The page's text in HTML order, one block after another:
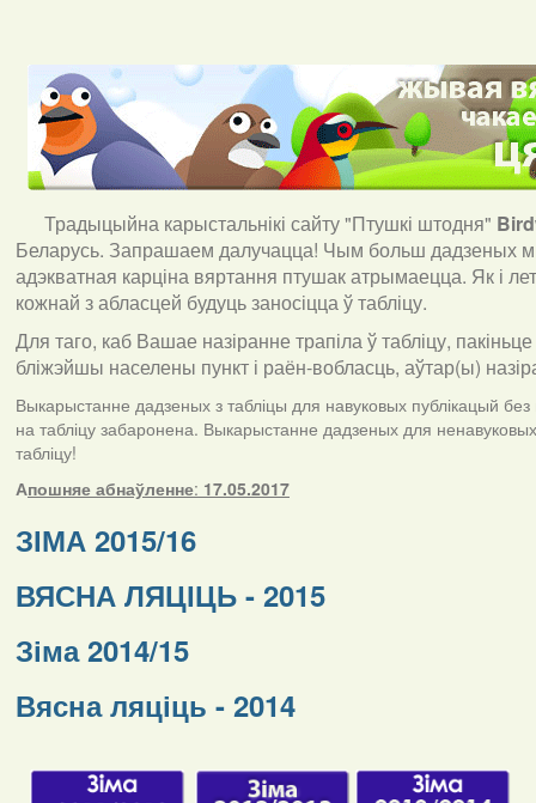
Традыцыйна карыстальнікі сайту "Птушкі штодня"
Беларусь. Запрашаем далучацца! Чым больш дадзеных
адэкватная карціна вяртання птушак атрымаецца. Як і
кожнай з абласцей будуць заносіцца ў табліцу.
Для таго, каб Вашае назіранне трапіла ў табліцу,
бліжэйшы населены пункт і раён-вобласць, аўтар(ы)
Выкарыстанне дадзеных з табліцы для навуковых публікацый без
на табліцу забаронена. Выкарыстанне дадзеных для
табліцу!
Апошняе абнаўленне: 17.05.2017
ЗІМА 2015/16
ВЯСНА ЛЯЦІЦЬ - 2015
Зіма 2014/15
Вясна ляціць - 2014